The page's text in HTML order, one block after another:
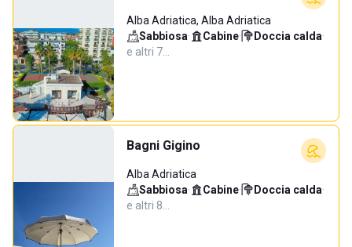
Alba Adriatica, Alba Adriatica
Sabbiosa· Cabine· Doccia calda·
e altri 7…
Bagni Gigino
Alba Adriatica
Sabbiosa· Cabine· Doccia calda·
e altri 8…